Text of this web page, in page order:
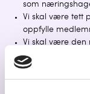
som
Vi skal være tett
oppfylle
Vi skal være den
offentlig i